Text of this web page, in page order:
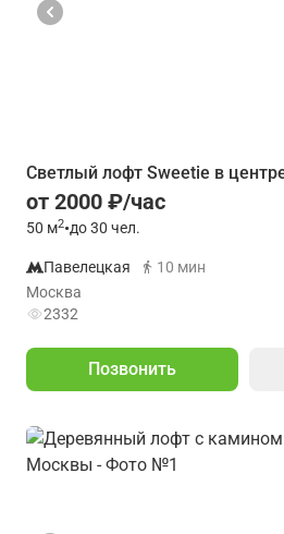
Светлый лофт Sweetie в
от 2000 ₽/час
50 м2•до 30 чел.
Павелецкая
10 мин
Москва
2332
Позвонить